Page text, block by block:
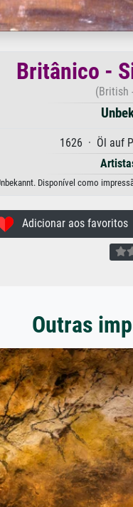
Britânico -
(British
1626 · Öl auf
Disponível como
Adicionar aos favoritos
Outras